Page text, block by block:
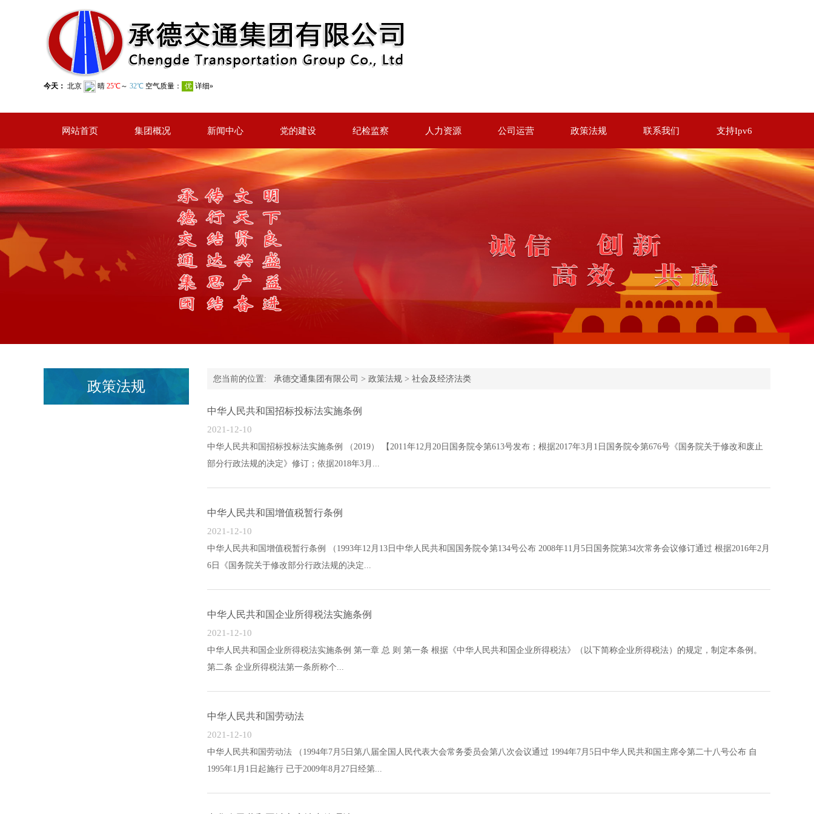
网站首页 集团概况 新闻中心 党的建设 纪检监察 人力资源 公司运营 政策法规 联系我们 支持Ipv6
政策法规 您当前的位置: 承德交通集团有限公司 > 政策法规 > 社会及经济法类
中华人民共和国招标投标法实施条例
2021-12-10
中华人民共和国招标投标法实施条例 （2019） 【2011年12月20日国务院令第613号发布；根据2017年3月1日国务院令第676号《国务院关于修改和废止
部分行政法规的决定》修订；依据2018年3月...
中华人民共和国增值税暂行条例
2021-12-10
中华人民共和国增值税暂行条例 （1993年12月13日中华人民共和国国务院令第134号公布 2008年11月5日国务院第34次常务会议修订通过 根据2016年2月
6日《国务院关于修改部分行政法规的决定...
中华人民共和国企业所得税法实施条例
2021-12-10
中华人民共和国企业所得税法实施条例 第一章 总 则 第一条 根据《中华人民共和国企业所得税法》（以下简称企业所得税法）的规定，制定本条例。
第二条 企业所得税法第一条所称个...
中华人民共和国劳动法
2021-12-10
中华人民共和国劳动法 （1994年7月5日第八届全国人民代表大会常务委员会第八次会议通过 1994年7月5日中华人民共和国主席令第二十八号公布 自
1995年1月1日起施行 已于2009年8月27日经第...